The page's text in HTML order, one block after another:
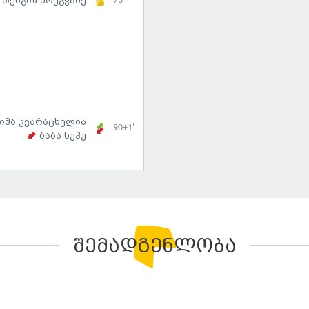
კვარაცხელია
ბაბა ნუჰუ
90+1'
შემადგენლობა